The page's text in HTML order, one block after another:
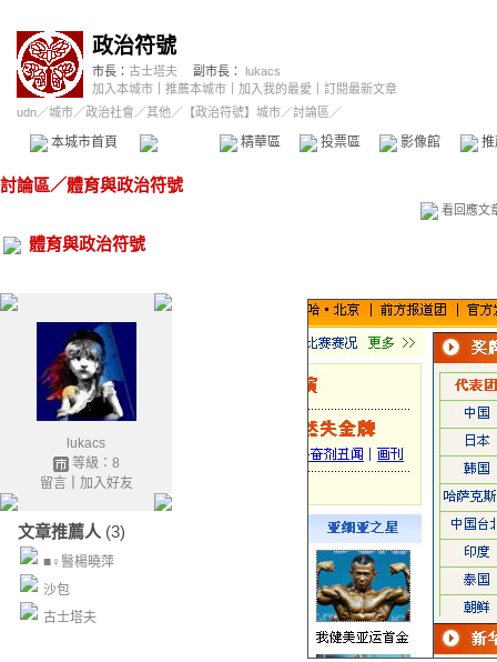
政治符號
市長： 古士塔夫 副市長： lukacs
加入本城市
推薦本城市 加入我的最愛
訂閱最新文章
udn／城市／政治社會 ／其他 ／ 【政治符號】城市／討論區／
本城市首頁 精華區 投票區 影像館
討論區／體育與政治符號
看回應文
體育與政治符號
lukacs
等級：8
留言｜ 加入好友
文章推薦人 (3)
■♀醫楊曉萍
沙包
古士塔夫